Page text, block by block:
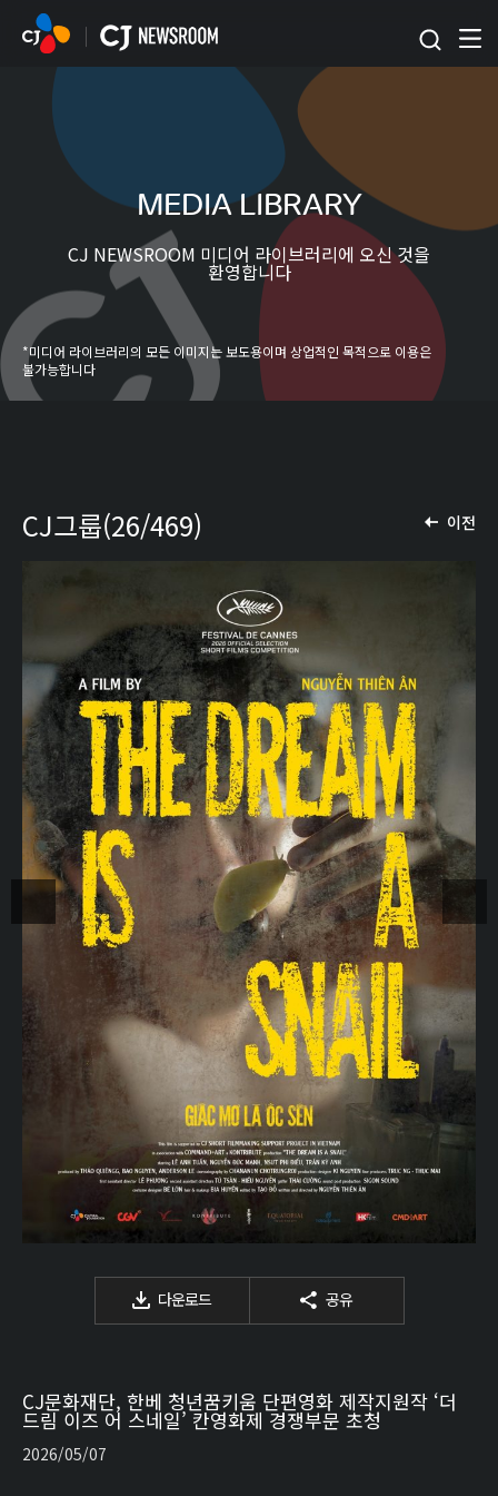
본문 바로가기
MEDIA LIBRARY
CJ NEWSROOM 미디어 라이브러리에 오신 것을
환영합니다
*미디어 라이브러리의 모든 이미지는 보도용이며 상업적인 목적으로 이용은
불가능합니다
이전
CJ그룹(26/469)
다운로드 공유
CJ문화재단, 한베 청년꿈키움 단편영화 제작지원작 ‘더
드림 이즈 어 스네일’ 칸영화제 경쟁부문 초청
2026/05/07